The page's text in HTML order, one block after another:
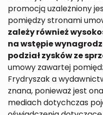
promocją uzależniony
pomiędzy stronami
zależy również
na wstępie
podział zysków ze
umowy zawartej
Frydryszak a
znana, ponieważ jest
mediach dotychczas